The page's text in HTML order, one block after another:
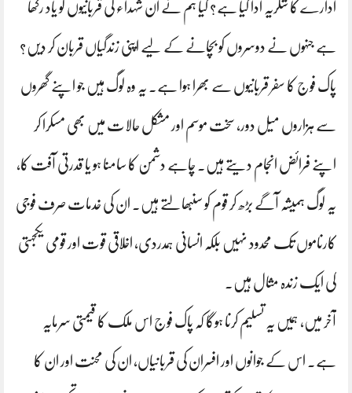
ادارے کا شکریہ ادا کیا ہے؟ کیا ہم نے ان شہداء کی قربانیوں کو یاد رکھا
ہے جنہوں نے دوسروں کو بچانے کے لیے اپنی زندگیاں قربان کر دیں؟
پاک فوج کا سفر قربانیوں سے بھرا ہوا ہے۔ یہ وہ لوگ ہیں جو اپنے گھروں
سے ہزاروں میل دور، سخت موسم اور مشکل حالات میں بھی مسکرا کر
اپنے فرائض انجام دیتے ہیں۔ چاہے دشمن کا سامنا ہو یا قدرتی آفت کا،
یہ لوگ ہمیشہ آگے بڑھ کر قوم کو سنبھالتے ہیں۔ ان کی خدمات صرف فوجی
کارناموں تک محدود نہیں بلکہ انسانی ہمدردی، اخلاقی قوت اور قومی یکجہتی
کی ایک زندہ مثال ہیں۔
آخر میں، ہمیں یہ تسلیم کرنا ہوگا کہ پاک فوج اس ملک کا قیمتی سرمایہ
ہے۔ اس کے جوانوں اور افسران کی قربانیاں، ان کی محنت اور ان کا